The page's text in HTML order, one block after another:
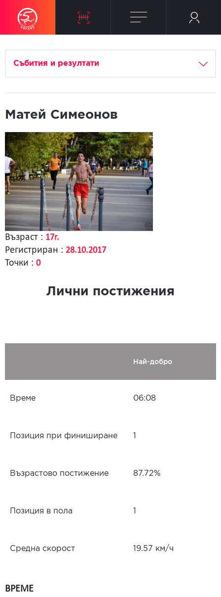
Събития и резултати
Матей Симеонов
Възраст : 17г.
Регистриран : 28.10.2017
Точки : 0
Лични постижения
Най-добро
Време 06:08
Позиция при финиширане
Възрастово постижение 87.72%
Позиция в пола
Средна скорост 19.57 км/ч
ВРЕМЕ